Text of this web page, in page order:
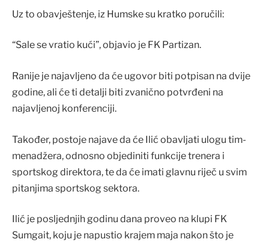
Uz to obavještenje, iz Humske su kratko poručili:
“Sale se vratio kući”, objavio je FK Partizan.
Ranije je najavljeno da će ugovor biti potpisan na dvije
godine, ali će ti detalji biti zvanično potvrđeni na
najavljenoj konferenciji.
Također, postoje najave da će Ilić obavljati ulogu tim-
menadžera, odnosno objediniti funkcije trenera i
sportskog direktora, te da će imati glavnu riječ u svim
pitanjima sportskog sektora.
Ilić je posljednjih godinu dana proveo na klupi FK
Sumgait, koju je napustio krajem maja nakon što je